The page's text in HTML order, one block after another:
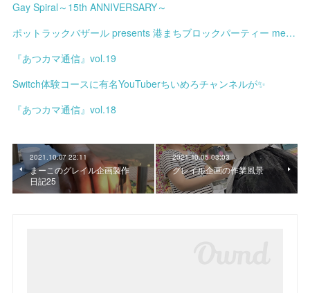
Gay Spiral～15th ANNIVERSARY～
ポットラックバザール presents 港まちブロックパーティー meets みなと土曜市
『あつカマ通信』vol.19
Switch体験コースに有名YouTuberちいめろチャンネルが✨
『あつカマ通信』vol.18
2021.10.07 22:11
まーこのグレイル企画製作
日記25
2021.10.05 03:03
グレイル企画の作業風景